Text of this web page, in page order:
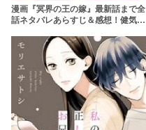
漫画『冥界の王の嫁』最新話まで全
話ネタバレあらすじ＆感想！健気な